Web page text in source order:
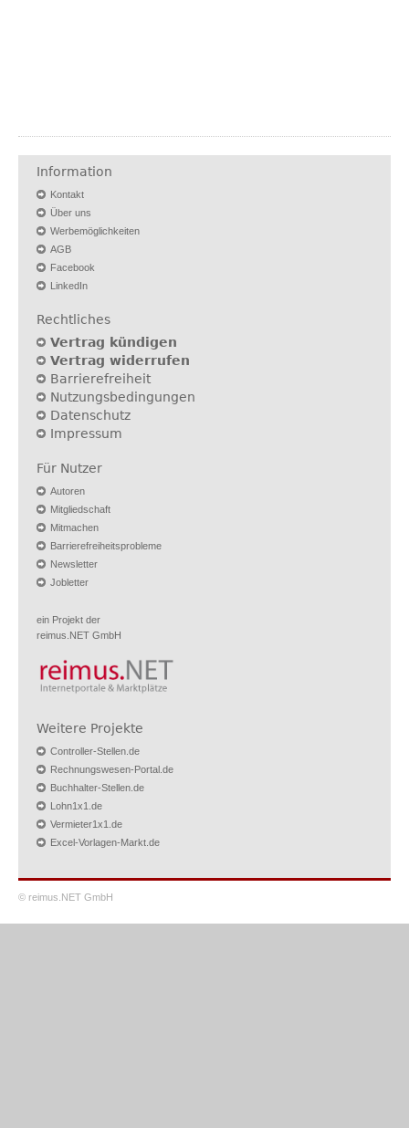
Information
Kontakt
Über uns
Werbemöglichkeiten
AGB
Facebook
LinkedIn
Rechtliches
Vertrag kündigen
Vertrag widerrufen
Barrierefreiheit
Nutzungsbedingungen
Datenschutz
Impressum
Für Nutzer
Autoren
Mitgliedschaft
Mitmachen
Barrierefreiheitsprobleme
Newsletter
Jobletter
ein Projekt der
reimus.NET GmbH
Weitere Projekte
Controller-Stellen.de
Rechnungswesen-Portal.de
Buchhalter-Stellen.de
Lohn1x1.de
Vermieter1x1.de
Excel-Vorlagen-Markt.de
© reimus.NET GmbH